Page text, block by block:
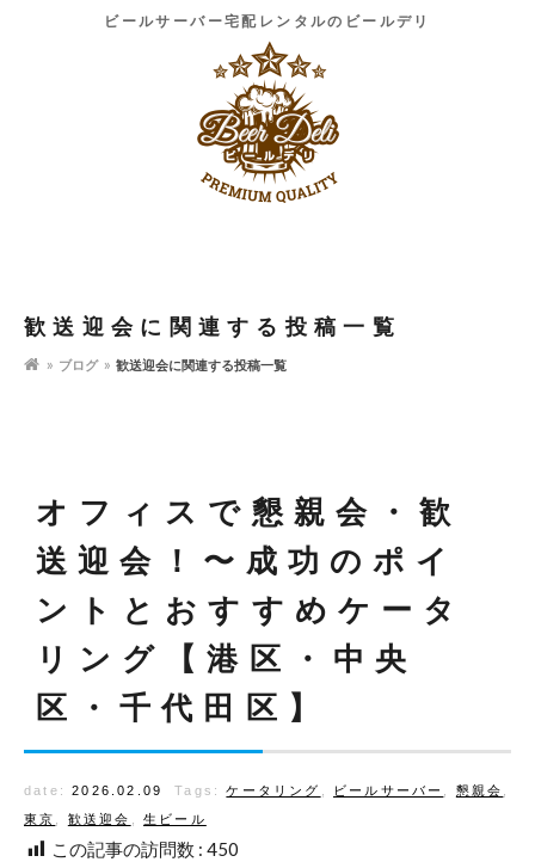
ビールサーバー宅配レンタルのビールデリ
歓送迎会に関連する投稿一覧
ブログ 歓送迎会に関連する投稿一覧
オフィスで懇親会・歓
送迎会！〜成功のポイ
ントとおすすめケータ
リング【港区・中央
区・千代田区】
date: 2026.02.09 Tags:ケータリング ビールサーバー 懇親会
東京
歓送迎会 ,生ビール
この記事の訪問数 : 450